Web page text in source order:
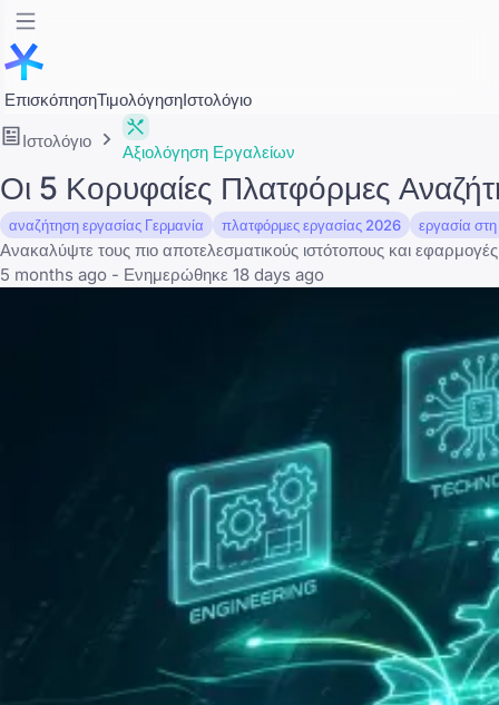
ΕπισκόπησηΤιμολόγησηΙστολόγιο
Ιστολόγιο
Αξιολόγηση Εργαλείων
Οι 5 Κορυφαίες Πλατφόρμες
αναζήτηση εργασίας Γερμανία πλατφόρμες εργασίας 2026 εργασία
Ανακαλύψτε τους πιο αποτελεσματικούς ιστότοπους και
5 months ago - Ενημερώθηκε 18 days ago